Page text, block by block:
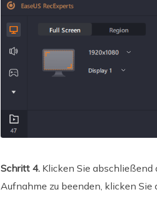
Schritt 4. Klicken Sie abschließend
Aufnahme zu beenden, klicken